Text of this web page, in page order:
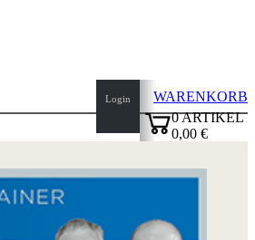
Login
WARENKORB
0ARTIKEL
0,00 €
Seitenanfang
Neuheiten